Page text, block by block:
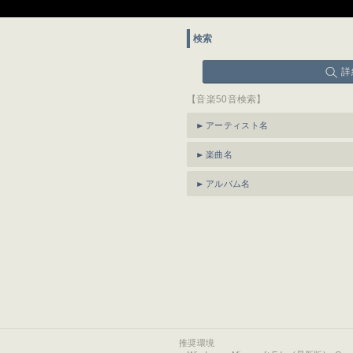
検索
詳
【音楽50音検索】
アーティスト名
楽曲名
アルバム名
推奨環境